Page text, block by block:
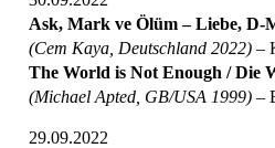
Ask, Mark ve Ölüm – Liebe, D-
(Cem Kaya, Deutschland 2022) –
The World is Not Enough / Die
(Michael Apted, GB/USA 1999) –
29.09.2022